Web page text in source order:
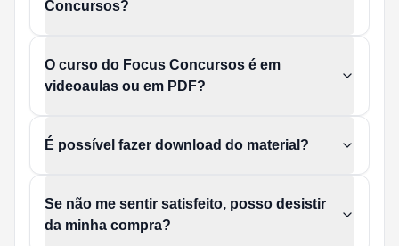
Concursos?
O curso do Focus Concursos é em
videoaulas ou em PDF?
É possível fazer download do material?
Se não me sentir satisfeito, posso desistir
da minha compra?